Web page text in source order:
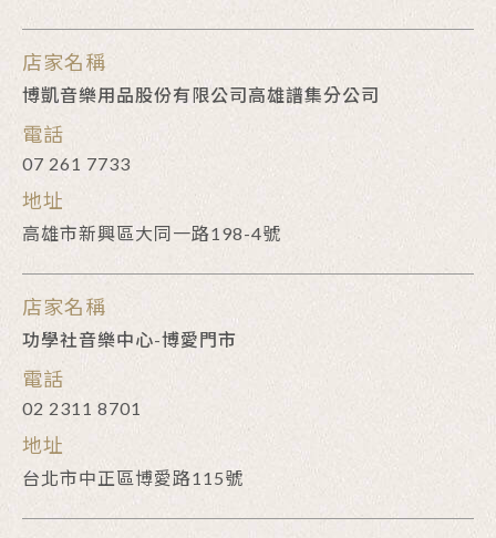
店家名稱
博凱音樂用品股份有限公司高雄譜集分公司
電話
07 261 7733
地址
高雄市新興區大同一路198-4號
店家名稱
功學社音樂中心-博愛門市
電話
02 2311 8701
地址
台北市中正區博愛路115號